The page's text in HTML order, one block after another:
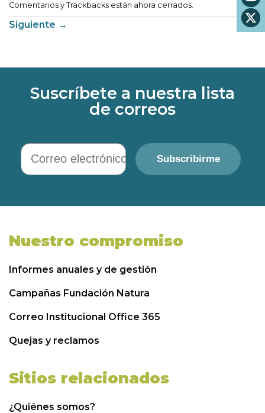
Comentarios y Trackbacks están ahora cerrados.
Siguiente →
Suscríbete a nuestra lista
de correos
Correo electrónico
Subscribirme
Nuestro compromiso
Informes anuales y de gestión
Campañas Fundación Natura
Correo Institucional Office 365
Quejas y reclamos
Sitios relacionados
¿Quiénes somos?